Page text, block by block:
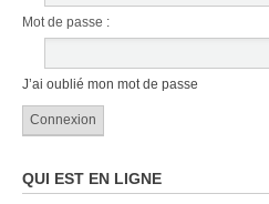
Mot de passe :
J’ai oublié mon mot de passe
QUI EST EN LIGNE